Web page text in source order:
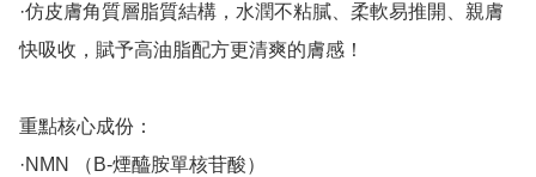
·仿皮膚角質層脂質結構，水潤不粘膩、柔軟易推開、親膚
快吸收，賦予高油脂配方更清爽的膚感！
重點核心成份：
·NMN （B-煙醯胺單核苷酸）